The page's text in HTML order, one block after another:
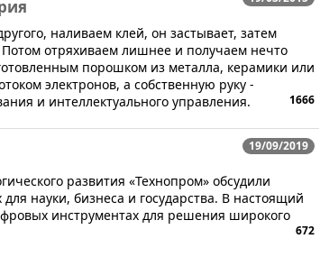
наливаем клей, он застывает, затем
отряхиваем лишнее и получаем нечто
порошком из металла, керамики или
электронов, а собственную руку -
и интеллектуального управления.
1666
19/09/2019
развития «Технопром» обсудили
науки, бизнеса и государства. В настоящий
инструментах для решения широкого
672